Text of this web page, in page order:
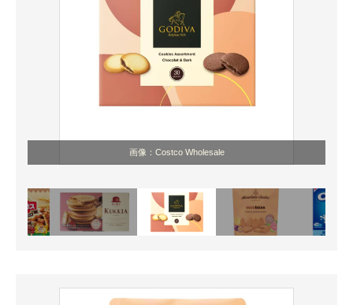
画像：Costco Wholesale